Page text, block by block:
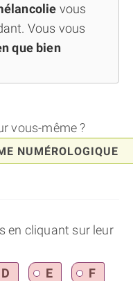
vous
Vous vous
que bien
vous-même ?
NUMÉROLOGIQUE
en cliquant sur leur
D E
F